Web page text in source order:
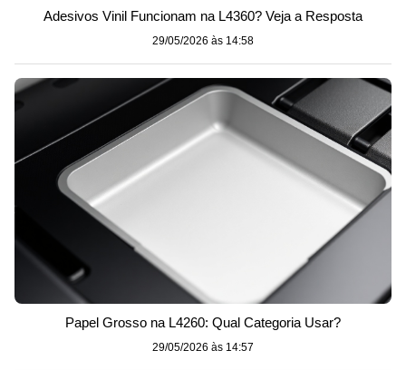
Adesivos Vinil Funcionam na L4360? Veja a Resposta
29/05/2026 às 14:58
Papel Grosso na L4260: Qual Categoria Usar?
29/05/2026 às 14:57